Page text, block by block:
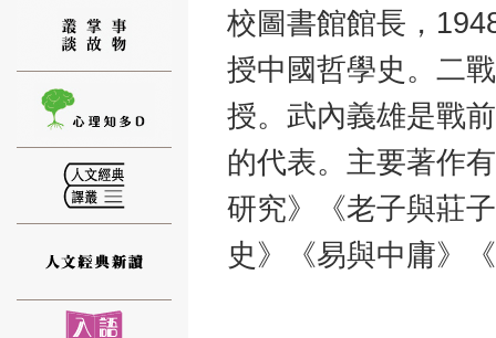
⑫
校圖書館館長，
授中國哲學史。二
授。武內義雄是戰
的代表。主要著作
研究》《老子與莊
史》《易與中庸》